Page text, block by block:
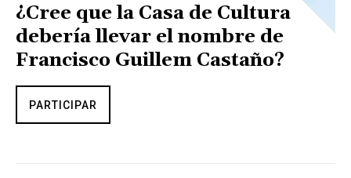
¿Cree que la Casa de Cultura
debería llevar el nombre de
Francisco Guillem Castaño?
PARTICIPAR